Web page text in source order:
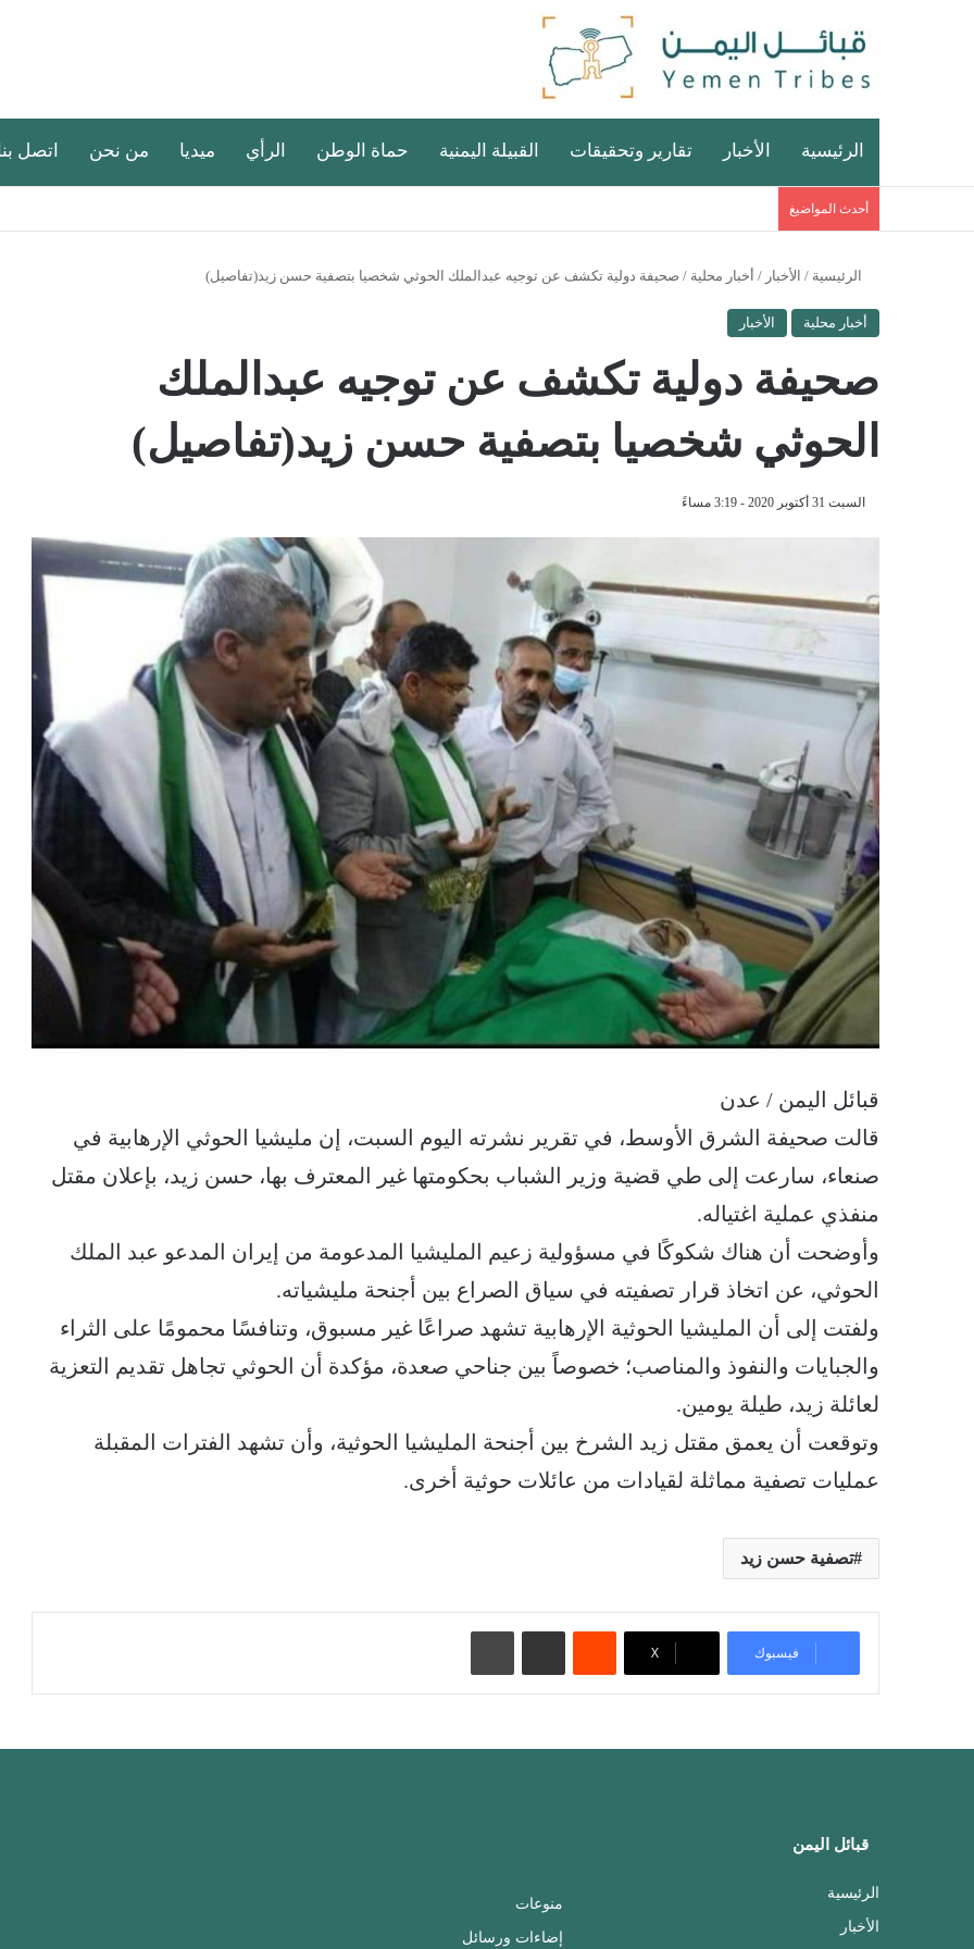
الرئيسية الأخبار تقارير وتحقيقات القبيلة اليمنية حماة الوطن الرأي ميديا من نحن اتصل
أحدث المواضيغ
الرئيسية / الأخبار / أخبار محلية / صحيفة دولية تكشف عن توجيه عبدالملك الحوثي شخصيا بتصفية حسن زيد(تفاصيل)
أخبار محلية الأخبار
صحيفة دولية تكشف عن توجيه عبدالملك
الحوثي شخصيا بتصفية حسن زيد(تفاصيل)
السبت 31 أكتوبر 2020 - 3:19 مساءً
قبائل اليمن / عدن
قالت صحيفة الشرق الأوسط، في تقرير نشرته اليوم السبت، إن مليشيا الحوثي الإرهابية في
صنعاء، سارعت إلى طي قضية وزير الشباب بحكومتها غير المعترف بها، حسن زيد، بإعلان مقتل
منفذي عملية اغتياله.
وأوضحت أن هناك شكوكًا في مسؤولية زعيم المليشيا المدعومة من إيران المدعو عبد الملك
الحوثي، عن اتخاذ قرار تصفيته في سياق الصراع بين أجنحة مليشياته.
ولفتت إلى أن المليشيا الحوثية الإرهابية تشهد صراعًا غير مسبوق، وتنافسًا محمومًا على الثراء
والجبايات والنفوذ والمناصب؛ خصوصاً بين جناحي صعدة، مؤكدة أن الحوثي تجاهل تقديم التعزية
لعائلة زيد، طيلة يومين.
وتوقعت أن يعمق مقتل زيد الشرخ بين أجنحة المليشيا الحوثية، وأن تشهد الفترات المقبلة
عمليات تصفية مماثلة لقيادات من عائلات حوثية أخرى.
تصفية حسن زيد
فيسبوك ‫X
قبائل اليمن
الرئيسية
الأخبار
منوعات
إضاءات ورسائل